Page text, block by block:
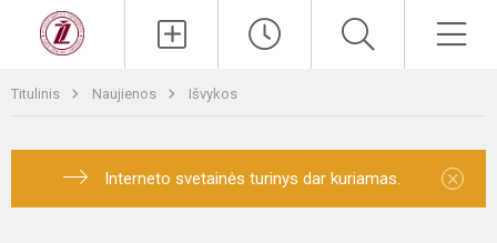
Titulinis Naujienos Išvykos
Interneto svetainės turinys dar kuriamas. ×